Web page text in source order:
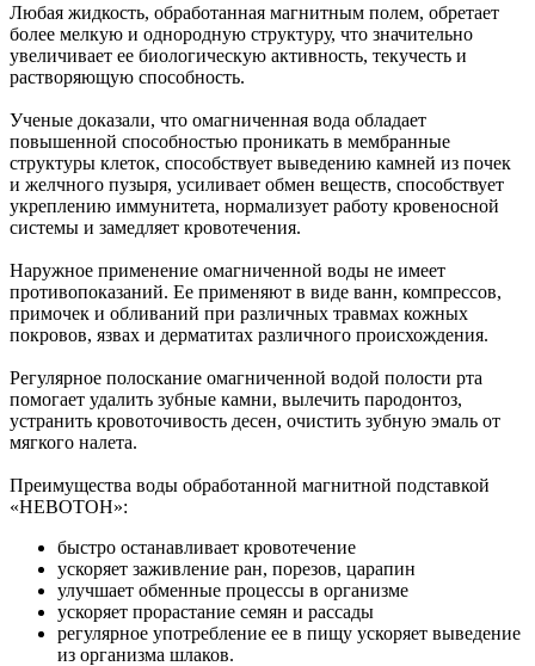
Любая жидкость, обработанная магнитным полем, обретает
более мелкую и однородную структуру, что значительно
увеличивает ее биологическую активность, текучесть и
растворяющую способность.
Ученые доказали, что омагниченная вода обладает
повышенной способностью проникать в мембранные
структуры клеток, способствует выведению камней из почек
и желчного пузыря, усиливает обмен веществ, способствует
укреплению иммунитета, нормализует работу кровеносной
системы и замедляет кровотечения.
Наружное применение омагниченной воды не имеет
противопоказаний. Ее применяют в виде ванн, компрессов,
примочек и обливаний при различных травмах кожных
покровов, язвах и дерматитах различного происхождения.
Регулярное полоскание омагниченной водой полости рта
помогает удалить зубные камни, вылечить пародонтоз,
устранить кровоточивость десен, очистить зубную эмаль от
мягкого налета.
Преимущества воды обработанной магнитной подставкой
«НЕВОТОН»:
быстро останавливает кровотечение
ускоряет заживление ран, порезов, царапин
улучшает обменные процессы в организме
ускоряет прорастание семян и рассады
регулярное употребление ее в пищу ускоряет выведение
из организма шлаков.